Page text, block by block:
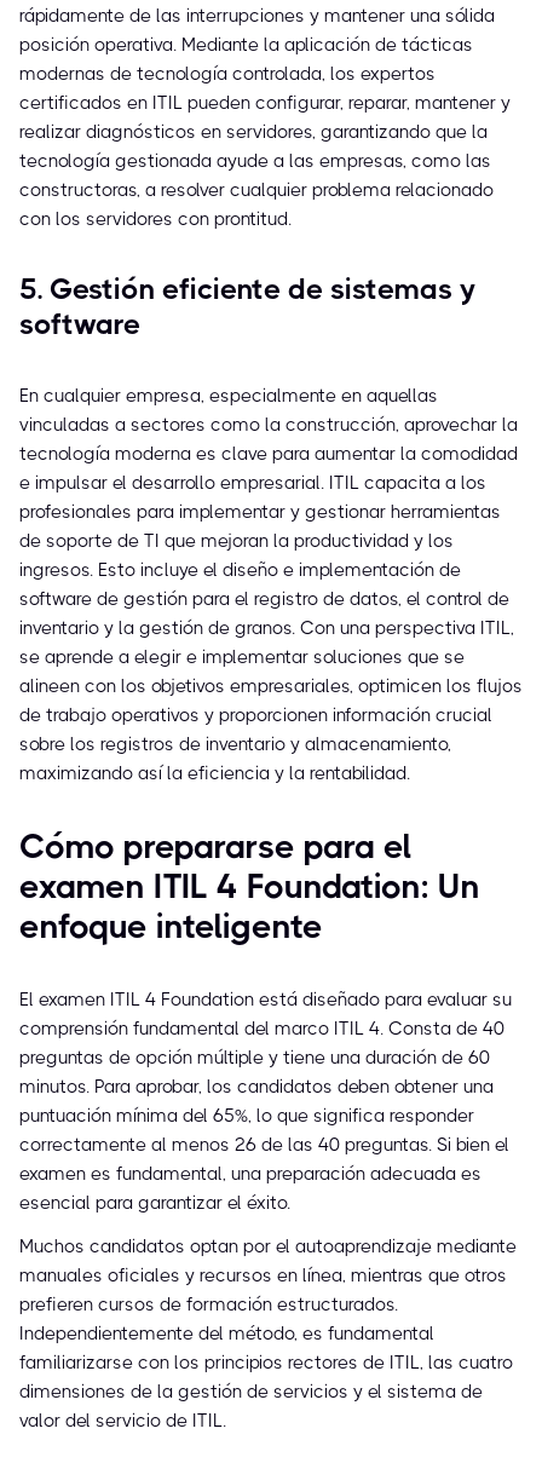
rápidamente de las interrupciones y mantener una sólida
posición operativa. Mediante la aplicación de tácticas
modernas de tecnología controlada, los expertos
certificados en ITIL pueden configurar, reparar, mantener y
realizar diagnósticos en servidores, garantizando que la
tecnología gestionada ayude a las empresas, como las
constructoras, a resolver cualquier problema relacionado
con los servidores con prontitud.
5. Gestión eficiente de sistemas y
software
En cualquier empresa, especialmente en aquellas
vinculadas a sectores como la construcción, aprovechar la
tecnología moderna es clave para aumentar la comodidad
e impulsar el desarrollo empresarial. ITIL capacita a los
profesionales para implementar y gestionar herramientas
de soporte de TI que mejoran la productividad y los
ingresos. Esto incluye el diseño e implementación de
software de gestión para el registro de datos, el control de
inventario y la gestión de granos. Con una perspectiva ITIL,
se aprende a elegir e implementar soluciones que se
alineen con los objetivos empresariales, optimicen los flujos
de trabajo operativos y proporcionen información crucial
sobre los registros de inventario y almacenamiento,
maximizando así la eficiencia y la rentabilidad.
Cómo prepararse para el
examen ITIL 4 Foundation: Un
enfoque inteligente
El examen ITIL 4 Foundation está diseñado para evaluar su
comprensión fundamental del marco ITIL 4. Consta de 40
preguntas de opción múltiple y tiene una duración de 60
minutos. Para aprobar, los candidatos deben obtener una
puntuación mínima del 65%, lo que significa responder
correctamente al menos 26 de las 40 preguntas. Si bien el
examen es fundamental, una preparación adecuada es
esencial para garantizar el éxito.
Muchos candidatos optan por el autoaprendizaje mediante
manuales oficiales y recursos en línea, mientras que otros
prefieren cursos de formación estructurados.
Independientemente del método, es fundamental
familiarizarse con los principios rectores de ITIL, las cuatro
dimensiones de la gestión de servicios y el sistema de
valor del servicio de ITIL.